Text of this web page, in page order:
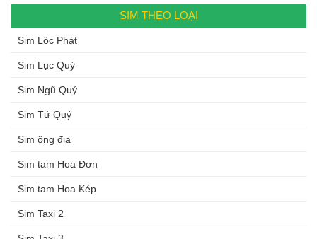
SIM THEO LOẠI
Sim Lộc Phát
Sim Lục Quý
Sim Ngũ Quý
Sim Tứ Quý
Sim ông địa
Sim tam Hoa Đơn
Sim tam Hoa Kép
Sim Taxi 2